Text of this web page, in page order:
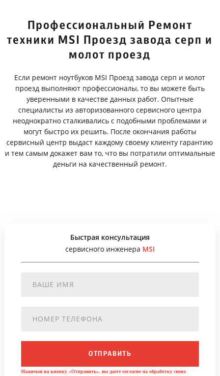
Профессиональный Ремонт
техники MSI Проезд завода серп и
молот проезд
Если ремонт ноутбуков MSI Проезд завода серп и молот
проезд выполняют профессионалы, то вы можете быть
уверенными в качестве данных работ. Опытные
специалисты из авторизованного сервисного центра
неоднократно сталкивались с подобными проблемами и
могут быстро их решить. После окончания работы
сервисный центр выдаст каждому своему клиенту гарантию
и тем самым докажет вам то, что вы потратили оптимальные
деньги на качественный ремонт.
Быстрая консультация
сервисного инженера MSI
ОТПРАВИТЬ
Нажимая на кнопку «Отправить», вы даете согласие на обработку своих